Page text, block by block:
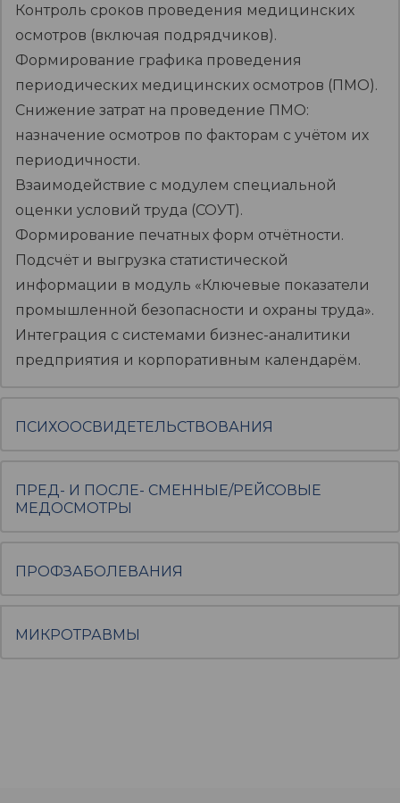
Контроль сроков проведения медицинских
осмотров (включая подрядчиков).
Формирование графика проведения
периодических медицинских осмотров (ПМО).
Снижение затрат на проведение ПМО:
назначение осмотров по факторам с учётом их
периодичности.
Взаимодействие с модулем специальной
оценки условий труда (СОУТ).
Формирование печатных форм отчётности.
Подсчёт и выгрузка статистической
информации в модуль «Ключевые показатели
промышленной безопасности и охраны труда».
Интеграция с системами бизнес-аналитики
предприятия и корпоративным календарём.
ПСИХООСВИДЕТЕЛЬСТВОВАНИЯ
ПРЕД- И ПОСЛЕ- СМЕННЫЕ/РЕЙСОВЫЕ
МЕДОСМОТРЫ
ПРОФЗАБОЛЕВАНИЯ
МИКРОТРАВМЫ